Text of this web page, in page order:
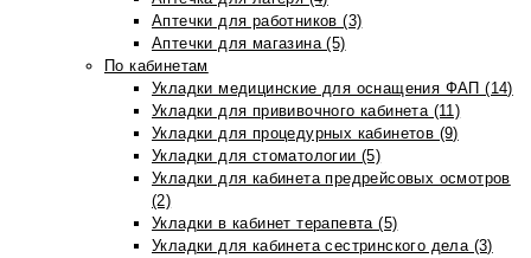
Аптечки для работников (3)
Аптечки для магазина (5)
По кабинетам
Укладки медицинские для оснащения ФАП (14)
Укладки для прививочного кабинета (11)
Укладки для процедурных кабинетов (9)
Укладки для стоматологии (5)
Укладки для кабинета предрейсовых осмотров
(2)
Укладки в кабинет терапевта (5)
Укладки для кабинета сестринского дела (3)